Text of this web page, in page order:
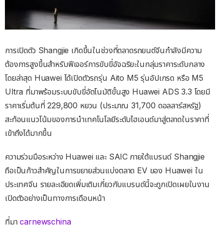
การเปิดตัว Shangjie เกิดขึ้นในช่วงที่ตลาดรถยนต์จีนกำลังมีความ
ต้องการสูงขึ้นสำหรับฟีเจอร์การขับขี่อัจฉริยะในกลุ่มราคาระดับกลาง
โดยล่าสุด Huawei ได้เปิดตัวรถรุ่น Aito M5 รุ่นอัปเกรด หรือ M5
Ultra ที่มาพร้อมระบบขับขี่อัตโนมัติขั้นสูง Huawei ADS 3.3 โดยมี
ราคาเริ่มต้นที่ 229,800 หยวน (ประมาณ 31,700 ดอลลาร์สหรัฐ)
สะท้อนแนวโน้มของการนำเทคโนโลยีระดับไฮเอนด์มาสู่ตลาดในราคาที่
เข้าถึงได้มากขึ้น
ความร่วมมือระหว่าง Huawei และ SAIC ภายใต้แบรนด์ Shangjie
ถือเป็นก้าวสำคัญในการขยายส่วนแบ่งตลาด EV ของ Huawei ใน
ประเทศจีน รายละเอียดเพิ่มเติมเกี่ยวกับแบรนด์นี้จะถูกเปิดเผยในงาน
เปิดตัวอย่างเป็นทางการเดือนหน้า
ที่มาcarnewschina